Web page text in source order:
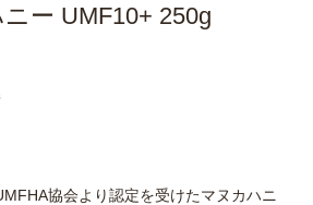
ー UMF10+ 250g
協会より認定を受けたマヌカハニ